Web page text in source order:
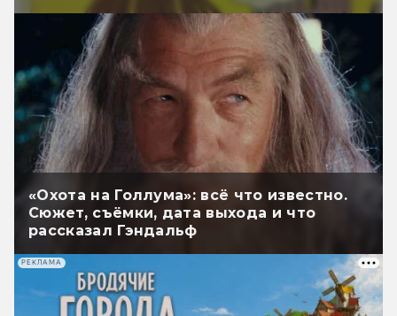
«Охота на Голлума»: всё что известно.
Сюжет, съёмки, дата выхода и что
рассказал Гэндальф
РЕКЛАМА